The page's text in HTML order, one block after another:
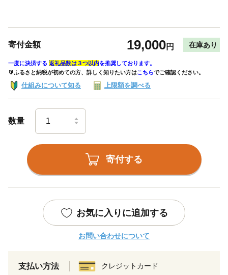
寄付金額 19,000円 在庫あり
一度に決済する 返礼品数は３つ以内を推奨しております。
🔰ふるさと納税が初めての方、詳しく知りたい方はこちらでご確認ください。
仕組みについて知る 上限額を調べる
数量
寄付する
お気に入りに追加する
お問い合わせについて
支払い方法 クレジットカード